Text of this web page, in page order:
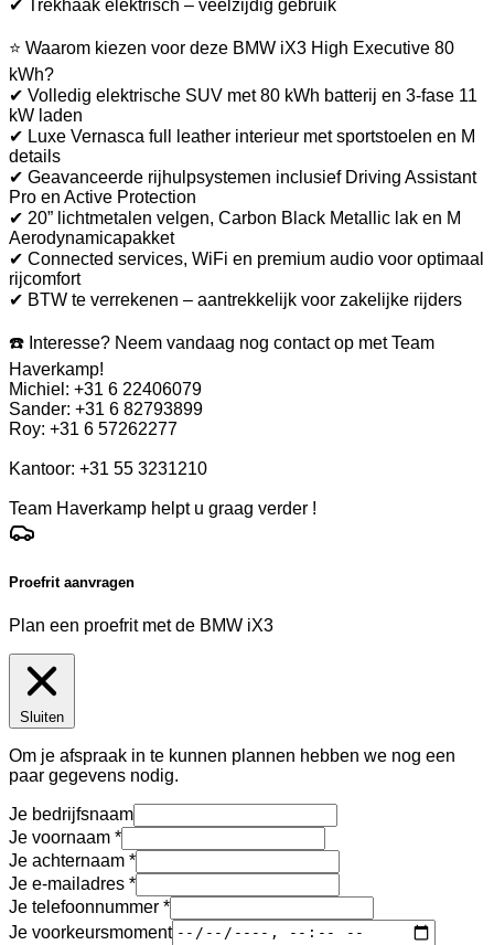
✔ Trekhaak elektrisch – veelzijdig gebruik
⭐ Waarom kiezen voor deze BMW iX3 High Executive 80
kWh?
✔ Volledig elektrische SUV met 80 kWh batterij en 3-fase 11
kW laden
✔ Luxe Vernasca full leather interieur met sportstoelen en M
details
✔ Geavanceerde rijhulpsystemen inclusief Driving Assistant
Pro en Active Protection
✔ 20” lichtmetalen velgen, Carbon Black Metallic lak en M
Aerodynamicapakket
✔ Connected services, WiFi en premium audio voor optimaal
rijcomfort
✔ BTW te verrekenen – aantrekkelijk voor zakelijke rijders
☎️ Interesse? Neem vandaag nog contact op met Team
Haverkamp!
Michiel: +31 6 22406079
Sander: +31 6 82793899
Roy: +31 6 57262277
Kantoor: +31 55 3231210
Team Haverkamp helpt u graag verder !
Proefrit aanvragen
Plan een proefrit met de BMW iX3
Sluiten
Om je afspraak in te kunnen plannen hebben we nog een
paar gegevens nodig.
Je bedrijfsnaam
Je voornaam
Je achternaam
Je e-mailadres
Je telefoonnummer
Je voorkeursmoment